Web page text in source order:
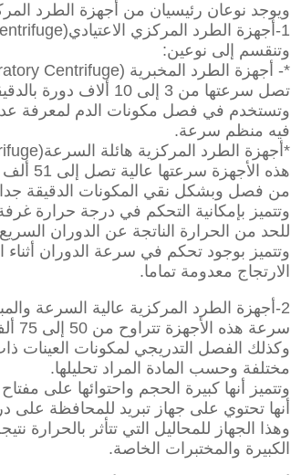
ويوجد نوعان رئيسيان من أجهزة الطرد
1-أجهزة الطرد المركزي الاعتيادي(Ordinary Centrifuge):
وتنقسم إلى نوعين:
*- أجهزة الطرد المخبرية (Laboratory Centrifuge):
تصل سرعتها من 3 إلى 10 ألاف دورة بالدقيقة.
وتستخدم في فصل مكونات الدم لمعرفة عدد
فيه منظم سرعة.
*أجهزة الطرد المركزية هائلة السرعة(Ultra Centrifuge ):
هذه
من فصل وبشكل نقي المكونات الدقيقة جدا
وتتميز بإمكانية التحكم في درجة حرارة
للحد من الحرارة الناتجة عن الدوران
وتتميز بوجود تحكم في سرعة الدوران أثناء
الارتجاج معدومة تماما.
2-أجهزة الطرد المركزية عالية السرعة والمبردة (Ultra Refrigerated (Centrifuge :
وكذلك الفصل التدريجي لمكونات العينات
مختلفة وحسب المادة المراد تحليلها.
وتتميز أنها كبيرة الحجم واحتوائها على
أنها تحتوي على جهاز تبريد للمحافظة على
وهذا الجهاز للمحاليل التي تتأثر بالحرارة
الكبيرة والمختبرات الخاصة.